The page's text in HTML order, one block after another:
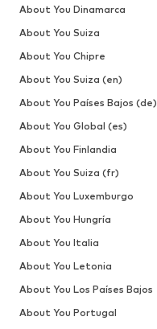
About You Dinamarca
About You Suiza
About You Chipre
About You Suiza (en)
About You Países Bajos (de)
About You Global (es)
About You Finlandia
About You Suiza (fr)
About You Luxemburgo
About You Hungría
About You Italia
About You Letonia
About You Los Países Bajos
About You Portugal